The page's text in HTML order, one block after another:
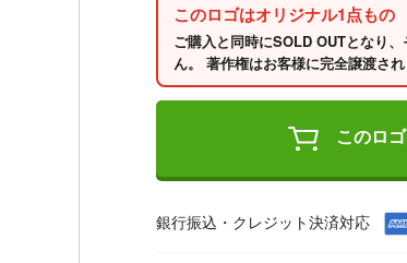
このロゴはオリジナル1点もの
ご購入と同時にSOLD OUTとなり
ん。 著作権はお客様に完全譲渡され
このロ
銀行振込・クレジット決済対応